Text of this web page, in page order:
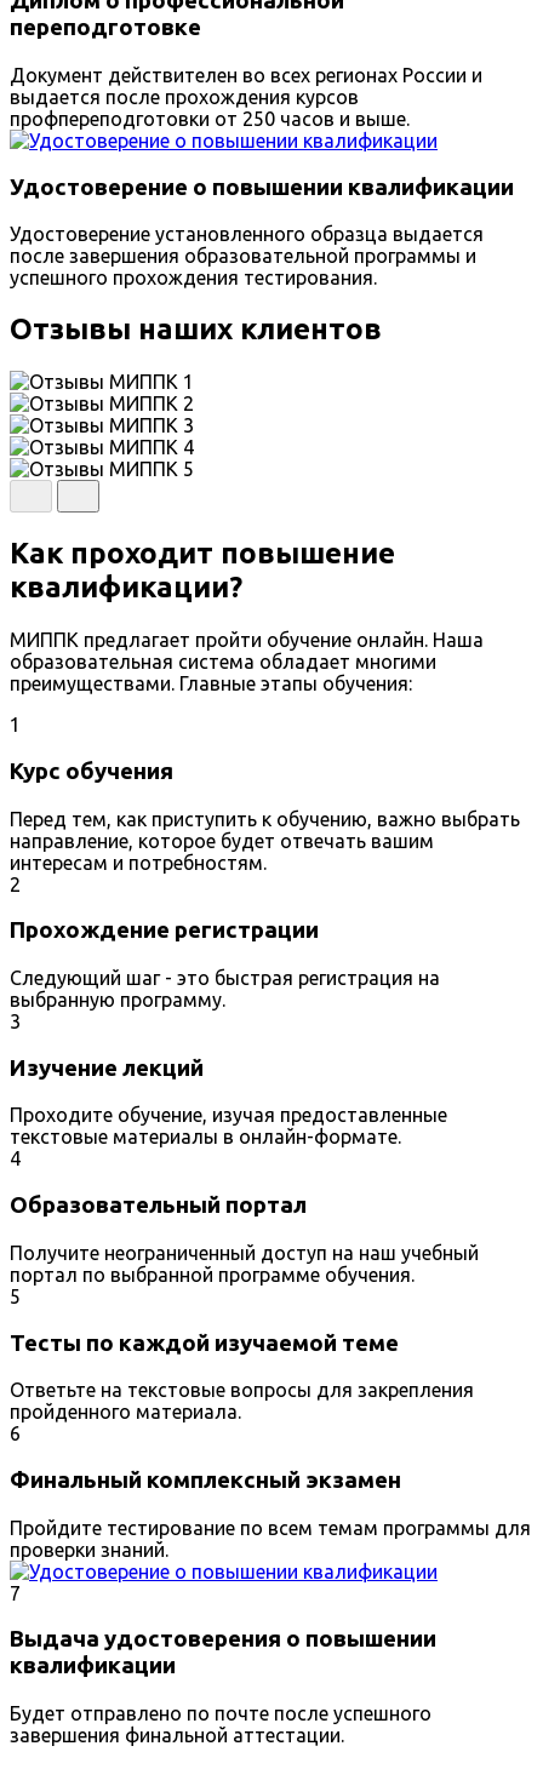
переподготовке
Документ действителен во всех регионах России и
выдается после прохождения курсов
профпереподготовки от 250 часов и выше.
Удостоверение о повышении квалификации
Удостоверение установленного образца выдается
после завершения образовательной программы и
успешного прохождения тестирования.
Отзывы наших клиентов
Как проходит повышение
квалификации?
МИППК предлагает пройти обучение онлайн. Наша
образовательная система обладает многими
преимуществами. Главные этапы обучения:
1
Курс обучения
Перед тем, как приступить к обучению, важно выбрать
направление, которое будет отвечать вашим
интересам и потребностям.
2
Прохождение регистрации
Следующий шаг - это быстрая регистрация на
выбранную программу.
3
Изучение лекций
Проходите обучение, изучая предоставленные
текстовые материалы в онлайн-формате.
4
Образовательный портал
Получите неограниченный доступ на наш учебный
портал по выбранной программе обучения.
5
Тесты по каждой изучаемой теме
Ответьте на текстовые вопросы для закрепления
пройденного материала.
6
Финальный комплексный экзамен
Пройдите тестирование по всем темам программы для
проверки знаний.
7
Выдача удостоверения о повышении
квалификации
Будет отправлено по почте после успешного
завершения финальной аттестации.